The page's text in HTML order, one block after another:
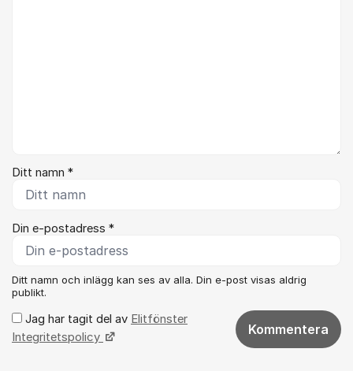
Ditt namn *
Din e-postadress *
Ditt namn och inlägg kan ses av alla. Din e-post visas aldrig
publikt.
Jag har tagit del av Elitfönster
Integritetspolicy
Kommentera